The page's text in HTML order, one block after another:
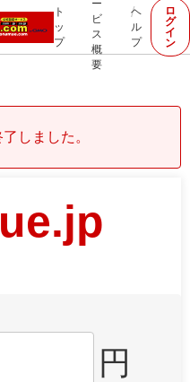
ト
ッ
プ
ー
ビ
ス
概
要
ヘ
ル
プ
ロ
グ
イ
ン
しました。
円